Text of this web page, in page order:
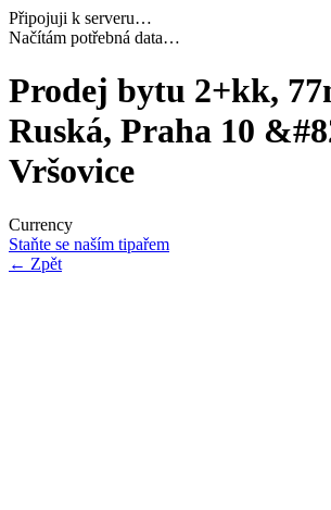
Připojuji k serveru…
Dokončuji inicializaci…
Prodej bytu 2+kk,
Ruská, Praha 10
Vršovice
Currency
Staňte se naším tipařem
← Zpět